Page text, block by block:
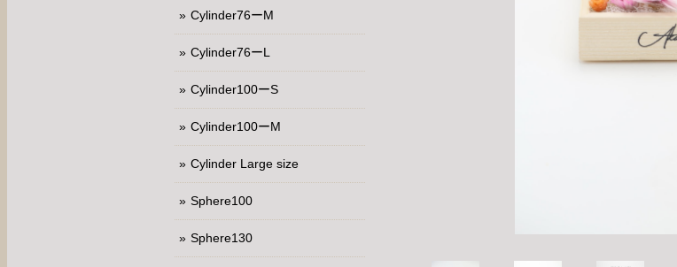
Cylinder76ーM
Cylinder76ーL
Cylinder100ーS
Cylinder100ーM
Cylinder Large size
Sphere100
Sphere130